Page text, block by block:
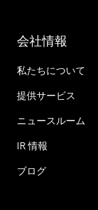
会社情報
私たちについて
提供サービス
ニュースルーム
IR 情報
ブログ